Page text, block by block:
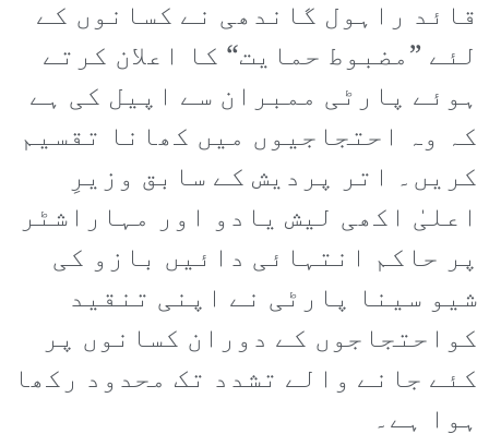
قائد راہول گاندھی نے کسانوں کے
لئے ”مضبوط حمایت“ کا اعلان کرتے
ہوئے پارٹی ممبران سے اپیل کی ہے
کہ وہ احتجاجیوں میں کھانا تقسیم
کریں۔ اتر پردیش کے سابق وزیرِ
اعلیٰ اکھی لیش یادو اور مہاراشٹر
پر حاکم انتہائی دائیں بازو کی
شیو سینا پارٹی نے اپنی تنقید
کواحتجاجوں کے دوران کسانوں پر
کئے جانے والے تشدد تک محدود رکھا
ہوا ہے۔